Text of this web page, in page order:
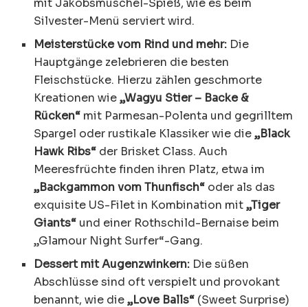
mit Jakobsmuschel-Spieß, wie es beim
Silvester-Menü serviert wird.
Meisterstücke vom Rind und mehr: Die
Hauptgänge zelebrieren die besten
Fleischstücke. Hierzu zählen geschmorte
Kreationen wie„Wagyu Stier – Backe &
Rücken“ mit Parmesan-Polenta und gegrilltem
Spargel oder rustikale Klassiker wie die„Black
Hawk Ribs“ der Brisket Class. Auch
Meeresfrüchte finden ihren Platz, etwa im
„Backgammon vom Thunfisch“ oder als das
exquisite US-Filet in Kombination mit„Tiger
Giants“ und einer Rothschild-Bernaise beim
„Glamour Night Surfer“-Gang.
Dessert mit Augenzwinkern: Die süßen
Abschlüsse sind oft verspielt und provokant
benannt, wie die„Love Balls“ (Sweet Surprise)